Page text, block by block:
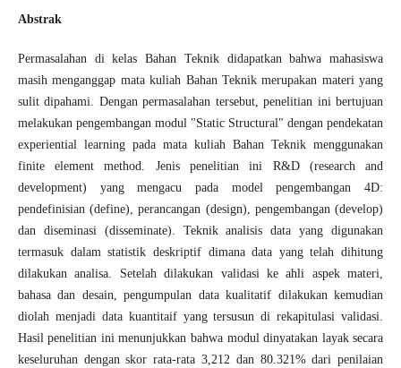
Abstrak
Permasalahan di kelas Bahan Teknik didapatkan bahwa mahasiswa
masih menganggap mata kuliah Bahan Teknik merupakan materi yang
sulit dipahami. Dengan permasalahan tersebut, penelitian ini bertujuan
melakukan pengembangan modul "Static Structural" dengan pendekatan
experiential learning pada mata kuliah Bahan Teknik menggunakan
finite element method. Jenis penelitian ini R&D (research and
development) yang mengacu pada model pengembangan 4D:
pendefinisian (define), perancangan (design), pengembangan (develop)
dan diseminasi (disseminate). Teknik analisis data yang digunakan
termasuk dalam statistik deskriptif dimana data yang telah dihitung
dilakukan analisa. Setelah dilakukan validasi ke ahli aspek materi,
bahasa dan desain, pengumpulan data kualitatif dilakukan kemudian
diolah menjadi data kuantitaif yang tersusun di rekapitulasi validasi.
Hasil penelitian ini menunjukkan bahwa modul dinyatakan layak secara
keseluruhan dengan skor rata-rata 3,212 dan 80.321% dari penilaian